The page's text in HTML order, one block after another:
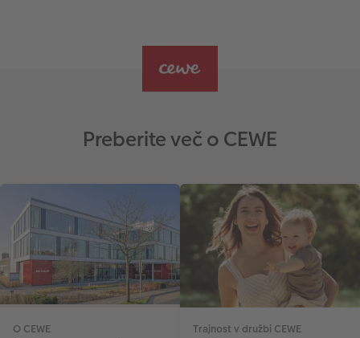
Preberite več o CEWE
O CEWE Trajnost v družbi CEWE